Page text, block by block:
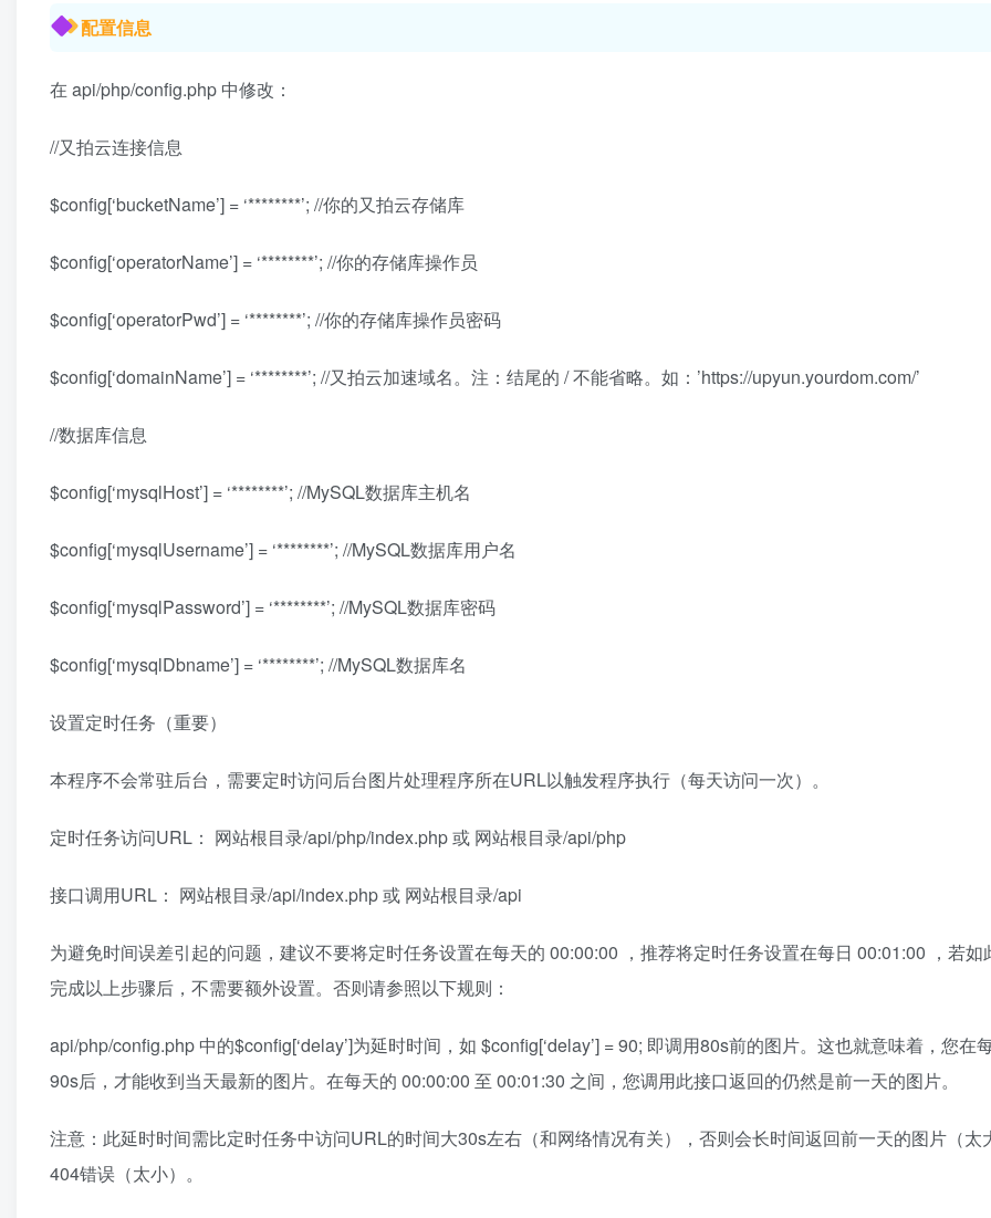
配置信息
在 api/php/config.php 中修改：
//又拍云连接信息
$config[‘bucketName’] = ‘********’; //你的又拍云存储库
$config[‘operatorName’] = ‘********’; //你的存储库操作员
$config[‘operatorPwd’] = ‘********’; //你的存储库操作员密码
$config[‘domainName’] = ‘********’; //又拍云加速域名。注：结尾的 / 不能省略。如：’https://upyun.yourdom.com/’
//数据库信息
$config[‘mysqlHost’] = ‘********’; //MySQL数据库主机名
$config[‘mysqlUsername’] = ‘********’; //MySQL数据库用户名
$config[‘mysqlPassword’] = ‘********’; //MySQL数据库密码
$config[‘mysqlDbname’] = ‘********’; //MySQL数据库名
设置定时任务（重要）
本程序不会常驻后台，需要定时访问后台图片处理程序所在URL以触发程序执行（每天访问一次）。
定时任务访问URL： 网站根目录/api/php/index.php 或 网站根目录/api/php
接口调用URL： 网站根目录/api/index.php 或 网站根目录/api
为避免时间误差引起的问题，建议不要将定时任务设置在每天的 00:00:00 ，推荐将定时任务设置在每日 00:01:00 ，若如
完成以上步骤后，不需要额外设置。否则请参照以下规则：
api/php/config.php 中的$config[‘delay’]为延时时间，如 $config[‘delay’] = 90; 即调用80s前的图片。这也就意味着，您在
90s后，才能收到当天最新的图片。在每天的 00:00:00 至 00:01:30 之间，您调用此接口返回的仍然是前一天的图片。
注意：此延时时间需比定时任务中访问URL的时间大30s左右（和网络情况有关），否则会长时间返回前一天的图片（太
404错误（太小）。